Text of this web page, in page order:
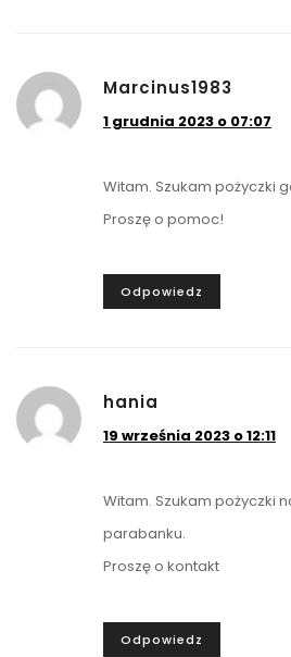
Marcinus1983
1 grudnia 2023 o 07:07
Witam. Szukam pożyczki
Proszę o pomoc!
Odpowiedz
hania
19 września 2023 o 12:11
Witam. Szukam pożyczki
parabanku.
Proszę o kontakt
Odpowiedz